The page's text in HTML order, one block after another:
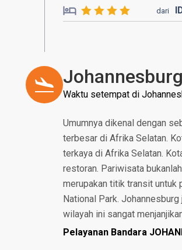
dari
Johannesburg
Waktu setempat di
Umumnya dikenal dengan
terbesar di Afrika Selatan.
terkaya di Afrika Selatan.
restoran. Pariwisata
merupakan titik transit untuk
National Park.
wilayah ini sangat
Pelayanan Bandara